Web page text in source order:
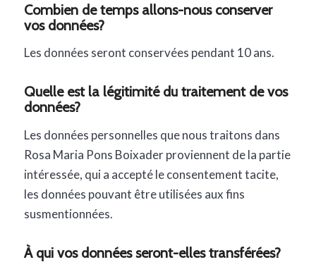
Combien de temps allons-nous conserver
vos données?
Les données seront conservées pendant 10 ans.
Quelle est la légitimité du traitement de vos
données?
Les données personnelles que nous traitons dans
Rosa Maria Pons Boixader proviennent de la partie
intéressée, qui a accepté le consentement tacite,
les données pouvant être utilisées aux fins
susmentionnées.
À qui vos données seront-elles transférées?